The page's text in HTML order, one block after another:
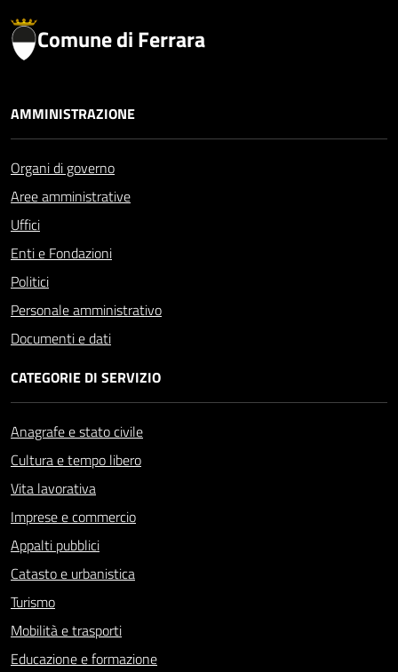
Comune di Ferrara
AMMINISTRAZIONE
Organi di governo
Aree amministrative
Uffici
Enti e Fondazioni
Politici
Personale amministrativo
Documenti e dati
CATEGORIE DI SERVIZIO
Anagrafe e stato civile
Cultura e tempo libero
Vita lavorativa
Imprese e commercio
Appalti pubblici
Catasto e urbanistica
Turismo
Mobilità e trasporti
Educazione e formazione